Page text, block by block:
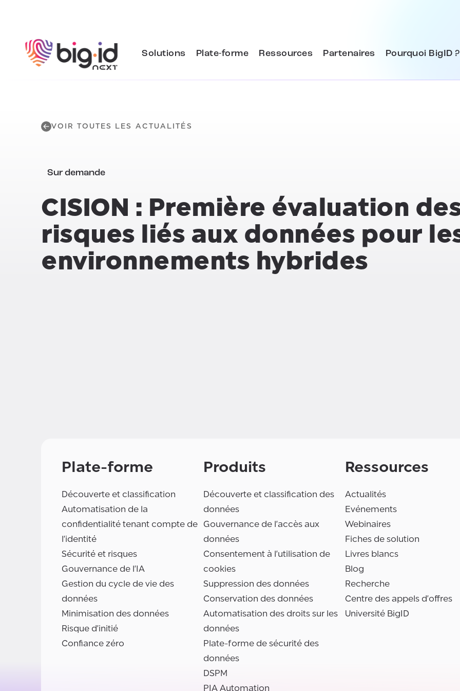
Solutions Plate-forme Ressources Partenaires Pourquoi BigID ?
VOIR TOUTES LES ACTUALITÉS
Sur demande
CISION : Première évaluation
risques liés aux données pour
environnements hybrides
Plate-forme
Découverte et classification
Automatisation de la
confidentialité tenant compte de
l'identité
Sécurité et risques
Gouvernance de l'IA
Gestion du cycle de vie des
données
Minimisation des données
Risque d'initié
Confiance zéro
Produits
Découverte et classification des
données
Gouvernance de l'accès aux
données
Consentement à l'utilisation de
cookies
Suppression des données
Conservation des données
Automatisation des droits sur les
données
Plate-forme de sécurité des
données
DSPM
PIA Automation
Ressources
Actualités
Evénements
Webinaires
Fiches de solution
Livres blancs
Blog
Recherche
Centre des appels d'offres
Université BigID